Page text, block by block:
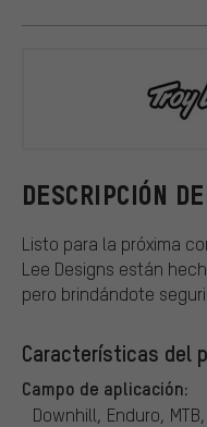
DESCRIPCIÓN
Listo para la próxima
Lee Designs están
pero brindándote
Características del
Campo de aplicación:
Downhill, Enduro,